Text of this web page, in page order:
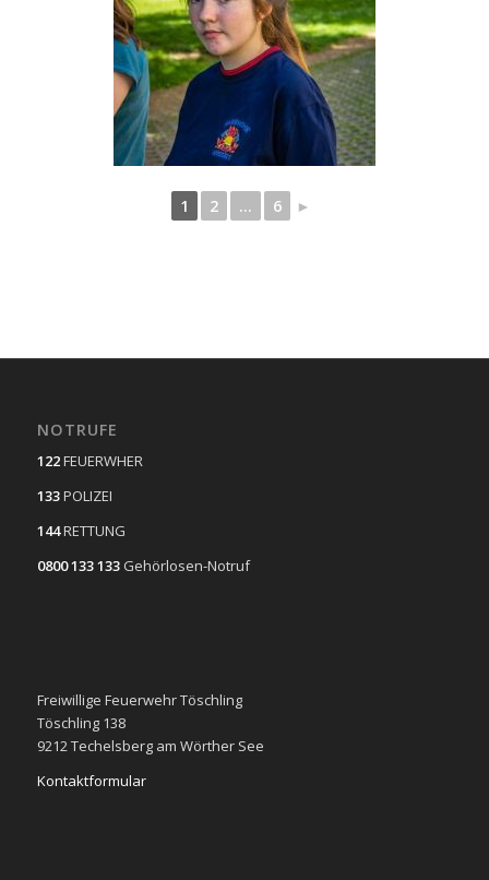
1 2 ... 6 ►
NOTRUFE
122FEUERWHER
133POLIZEI
144RETTUNG
0800 133 133 Gehörlosen-Notruf
Freiwillige Feuerwehr Töschling
Töschling 138
9212 Techelsberg am Wörther See
Kontaktformular